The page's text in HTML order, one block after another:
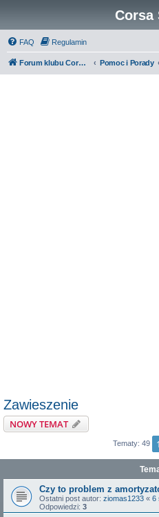
Corsa
FAQ Regulamin
Forum klubu Corsa Sport Pomoc i Porady
Zawieszenie
NOWY TEMAT
Tematy: 49 1
Czy to problem z
Ostatni post autor: ziomas1233 « 6
Odpowiedzi: 3